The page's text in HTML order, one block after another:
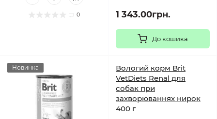
0 1 343.00грн.
До кошика
Новинка
Вологий корм Brit
VetDiets Renal для
собак при
захворюваннях нирок
400 г